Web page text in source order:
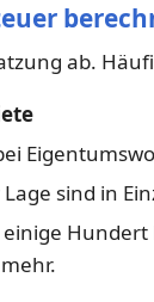
ab.
sind in